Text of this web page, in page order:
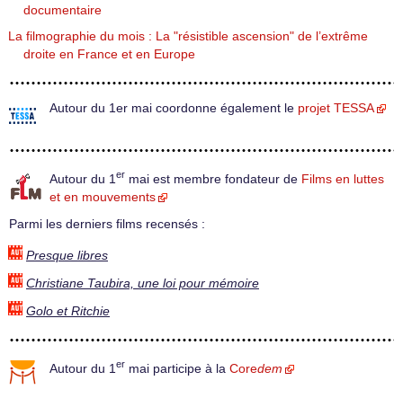
documentaire
La filmographie du mois : La "résistible ascension" de l’extrême
droite en France et en Europe
Autour du 1er mai coordonne également le projet TESSA
Autour du 1 er mai est membre fondateur de Films en luttes
et en mouvements
Parmi les derniers films recensés :
Presque libres
Christiane Taubira, une loi pour mémoire
Golo et Ritchie
Autour du 1 er mai participe à la Coredem